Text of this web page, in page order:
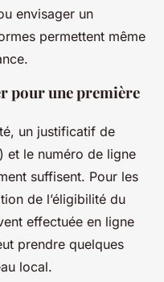
envisager un
permettent même
pour une première
un justificatif de
et le numéro de ligne
suffisent. Pour les
de l’éligibilité du
effectuée en ligne
prendre quelques
local.